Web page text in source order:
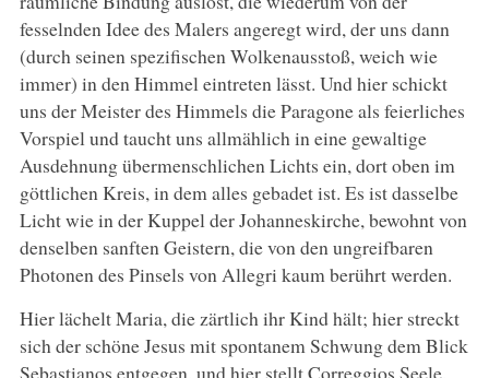
fesselnden Idee des Malers angeregt wird, der uns dann
(durch seinen spezifischen Wolkenausstoß, weich wie
immer) in den Himmel eintreten lässt. Und hier schickt
uns der Meister des Himmels die Paragone als feierliches
Vorspiel und taucht uns allmählich in eine gewaltige
Ausdehnung übermenschlichen Lichts ein, dort oben im
göttlichen Kreis, in dem alles gebadet ist. Es ist dasselbe
Licht wie in der Kuppel der Johanneskirche, bewohnt von
denselben sanften Geistern, die von den ungreifbaren
Photonen des Pinsels von Allegri kaum berührt werden.
Hier lächelt Maria, die zärtlich ihr Kind hält; hier streckt
sich der schöne Jesus mit spontanem Schwung dem Blick
Sebastianos entgegen, und hier stellt Correggios Seele,